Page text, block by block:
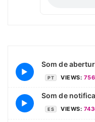
▶
Som de
PT VIEWS:
▶
Som de
ES VIEWS: